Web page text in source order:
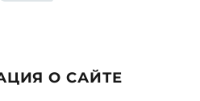
О САЙТЕ